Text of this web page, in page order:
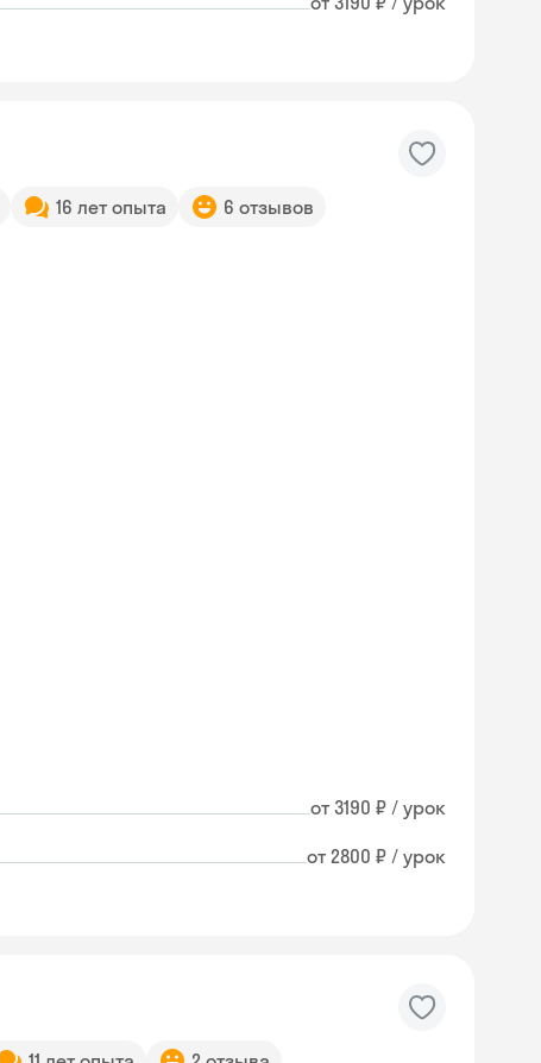
16 лет опыта 6 отзывов
от 3190 ₽ / урок
от 2800 ₽ / урок